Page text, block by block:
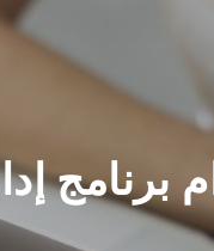
برنامج